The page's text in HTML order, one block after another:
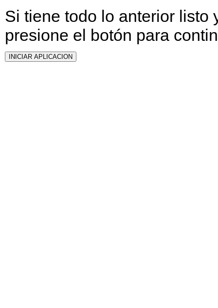
Si tiene todo lo anterior listo
presione el botón para